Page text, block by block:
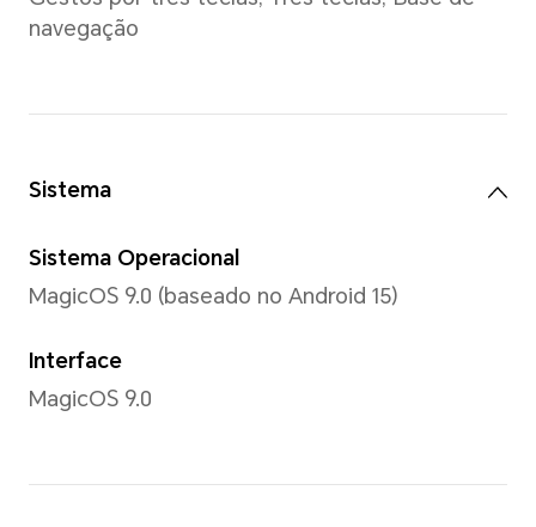
20,1:9
16,7 milhões de cores, 100%
*A tela é compatível com 1,07
Tipo